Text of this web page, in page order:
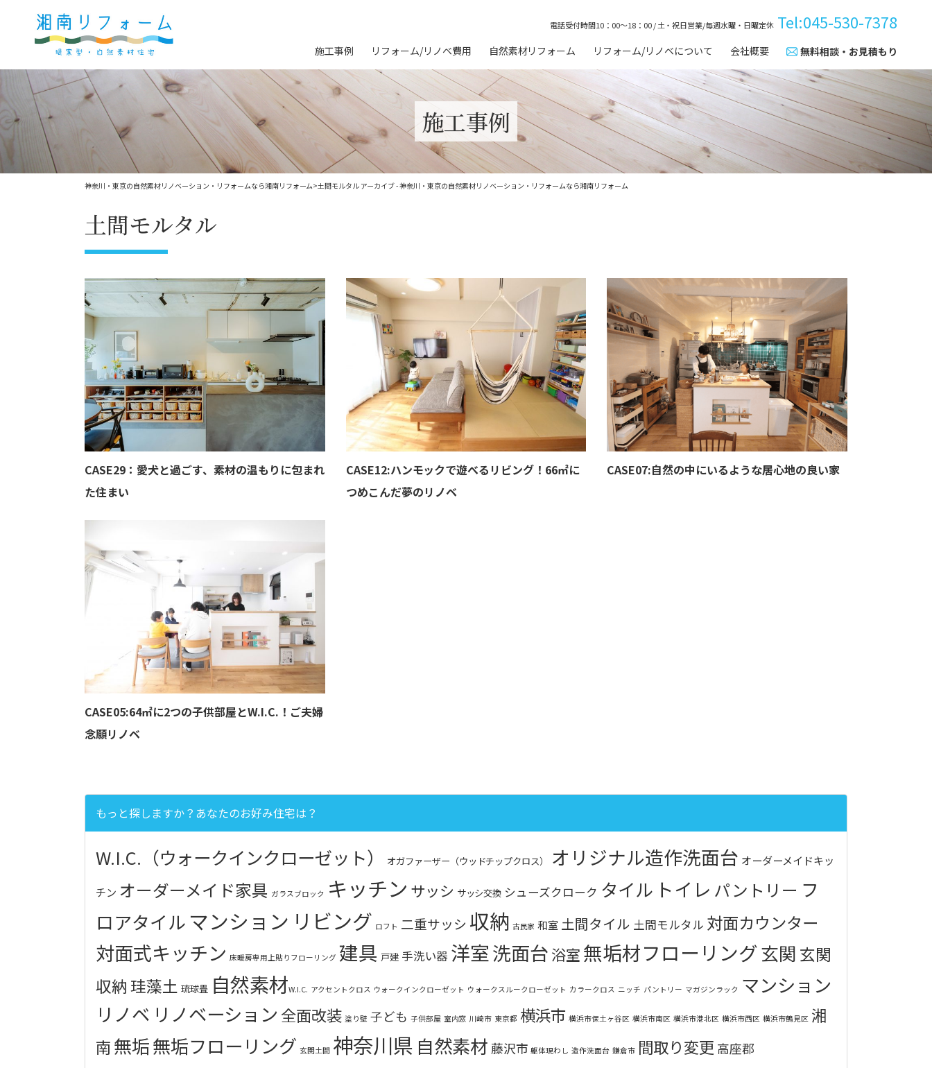
施工事例
お客様の声
リフォーム/リノベ費用 自然素材リフォーム
無垢材フローリング
塗り壁（珪藻土・漆喰・ゼ
オライト）
サイザル麻カーペット
家具
夏の木繊維断熱材シュタイ
コ
リフォーム/リノベについて
マンションリフォーム/リノ
ベ
安心・安全施工
湘南リフォームの職人集団
50代・60代からのリフォー
ム/リノベ
会社概要
湘南リフォームのポリシー
木を使う私たちだから、木
を、森を守る活動を
無料相談・お見積もり
電話受付時間10：00～18：00 / 土・祝日営業/毎週水曜・日曜定休 Tel:045-530-7378
施工事例
神奈川・東京の自然素材リノベーション・リフォームなら湘南リフォーム>土間モルタル アーカイブ - 神奈川・東京の自然素材リノベーション・リフォームなら湘南リフォーム
土間モルタル
CASE29：愛犬と過ごす、素材の温もりに包まれ
た住まい
CASE12:ハンモックで遊べるリビング！66㎡に
つめこんだ夢のリノベ
CASE07:自然の中にいるような居心地の良い家
CASE05:64㎡に2つの子供部屋とW.I.C.！ご夫婦
念願リノベ
もっと探しますか？あなたのお好み住宅は？
W.I.C.（ウォークインクローゼット） オガファーザー（ウッドチップクロス） オリジナル造作洗面台 オーダーメイドキッ
チン オーダーメイド家具 ガラスブロック キッチン サッシ サッシ交換 シューズクローク タイル トイレ パントリー フ
ロアタイル マンション リビング ロフト 二重サッシ 収納 古民家 和室 土間タイル 土間モルタル 対面カウンター
対面式キッチン 床暖房専用上貼りフローリング 建具 戸建 手洗い器 洋室洗面台 浴室 無垢材フローリング玄関 玄関
収納珪藻土 琉球畳 自然素材W.I.C. アクセントクロス ウォークインクローゼット ウォークスルークローゼット カラークロス ニッチ パントリー マガジンラック マンション
リノベ リノベーション 全面改装 塗り壁 子ども 子供部屋 室内窓 川崎市 東京都 横浜市 横浜市保土ヶ谷区 横浜市南区 横浜市港北区 横浜市西区 横浜市鶴見区 湘
南無垢無垢フローリング 玄関土間 神奈川県 自然素材 藤沢市 躯体現わし 造作洗面台 鎌倉市 間取り変更 高座郡